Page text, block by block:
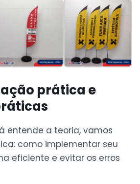
prática e
entende a teoria, vamos
como implementar seu
eficiente e evitar os erros